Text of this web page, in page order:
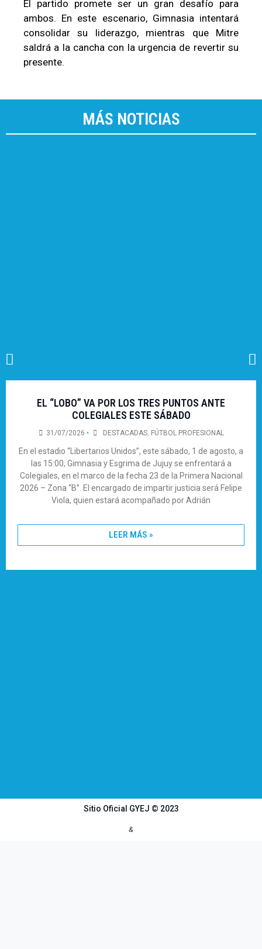
El partido promete ser un gran desafío para
ambos. En este escenario, Gimnasia intentará
consolidar su liderazgo, mientras que Mitre
saldrá a la cancha con la urgencia de revertir su
presente.
MÁS NOTICIAS
EL “LOBO” VA POR LOS TRES PUNTOS ANTE
COLEGIALES ESTE SÁBADO
31/07/2026 • DESTACADAS, FÚTBOL PROFESIONAL
En el estadio “Libertarios Unidos”, este sábado, 1 de agosto, a
las 15:00, Gimnasia y Esgrima de Jujuy se enfrentará a
Colegiales, en el marco de la fecha 23 de la Primera Nacional
2026 – Zona “B”. El encargado de impartir justicia será Felipe
Viola, quien estará acompañado por Adrián
LEER MÁS »
Sitio Oficial GYEJ © 2023
&